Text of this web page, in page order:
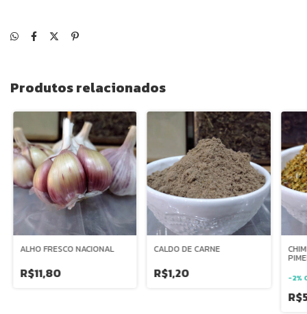
Produtos relacionados
ALHO FRESCO NACIONAL
R$11,80
CALDO DE CARNE
R$1,20 -2%